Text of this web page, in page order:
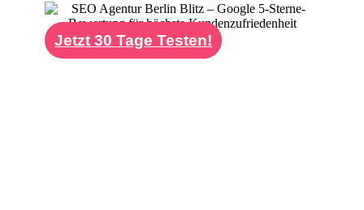
Jetzt 30 Tage Testen!